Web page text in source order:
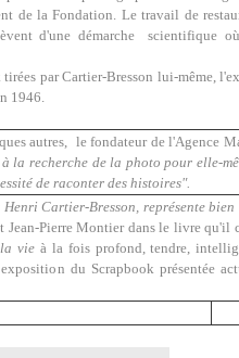
de la Fondation. Le travail de
d'une démarche scientifique
par Cartier-Bresson lui-même,
1946.
autres, le fondateur de l'Agence
la recherche de la photo pour elle-
de raconter des histoires".
Henri Cartier-Bresson, représente
Pierre Montier dans le livre qu'il
vie à la fois profond, tendre,
du Scrapbook présentée